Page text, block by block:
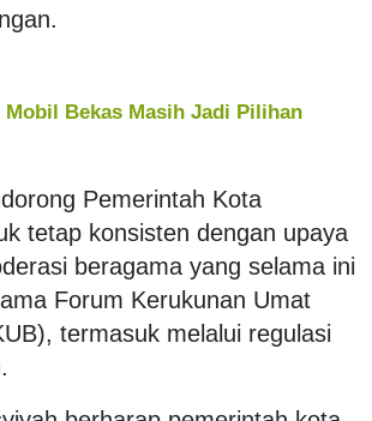
Mobil Bekas Masih Jadi Pilihan
Pemerintah Kota
tetap konsisten dengan upaya
beragama yang selama ini
Forum Kerukunan Umat
termasuk melalui regulasi